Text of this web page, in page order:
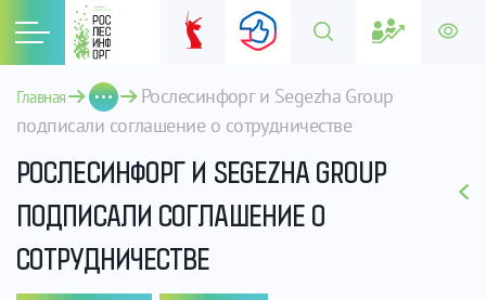
Главная
Рослесинфорг и Segezha Group
подписали соглашение о сотрудничестве
РОСЛЕСИНФОРГ И SEGEZHA GROUP
ПОДПИСАЛИ СОГЛАШЕНИЕ О
СОТРУДНИЧЕСТВЕ